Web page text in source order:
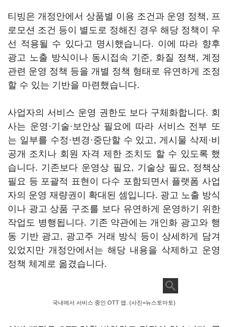
티빙은 개정안에서 상품별 이용 조건과 운영 정책, 프
로모션 조건 등이 별도로 정해진 경우 해당 정책이 우
선 적용될 수 있다고 명시했습니다. 이에 따라 향후
광고 노출 방식이나 동시접속 기준, 화질 정책, 계정
관련 운영 정책 등을 개별 정책 형태로 유연하게 조정
할 수 있는 기반을 마련했습니다.
사업자의 서비스 운영 권한도 보다 구체화합니다. 회
사는 운영·기술·보안상 필요에 따라 서비스 전부 또
는 일부를 수정·변경·중단할 수 있고, 게시물 삭제·비
공개 조치나 회원 자격 제한 조치도 할 수 있도록 했
습니다. 기존보다 운영상 필요, 기술상 필요, 정책상
필요 등 포괄적 표현이 다수 포함되면서 플랫폼 사업
자의 운영 재량권이 확대된 셈입니다. 광고 노출 방식
이나 광고 상품 구조를 보다 유연하게 운영하기 위한
작업도 병행됩니다. 기존 약관에는 개인화 광고와 행
동 기반 광고, 광고주 거래 방식 등이 상세하게 담겨
있었지만 개정안에서는 해당 내용을 삭제하고 운영
정책 체계로 옮겼습니다.
국내에서 서비스 중인 OTT 앱. (사진=뉴스토마토)